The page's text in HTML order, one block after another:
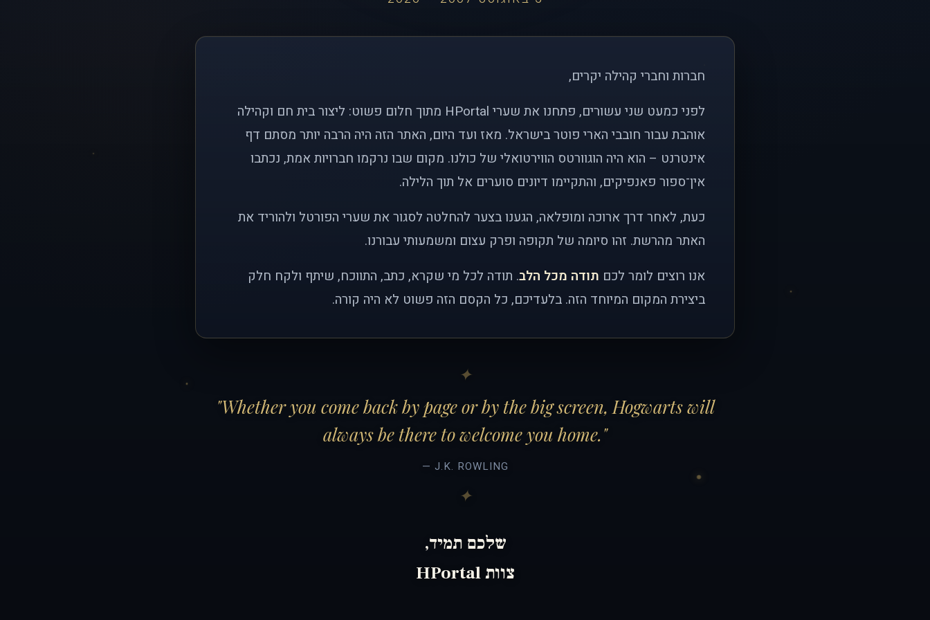
חברות וחברי קהילה יקרים,
לפני כמעט שני עשורים, פתחנו את שערי HPortal מתוך חלום פשוט: ליצור בית חם וקהילה
אוהבת עבור חובבי הארי פוטר בישראל. מאז ועד היום, האתר הזה היה הרבה יותר מסתם דף
אינטרנט – הוא היה הוגוורטס הווירטואלי של כולנו. מקום שבו נרקמו חברויות אמת, נכתבו
אין־ספור פאנפיקים, והתקיימו דיונים סוערים אל תוך הלילה.
כעת, לאחר דרך ארוכה ומופלאה, הגענו בצער להחלטה לסגור את שערי הפורטל ולהוריד את
האתר מהרשת. זהו סיומה של תקופה ופרק עצום ומשמעותי עבורנו.
אנו רוצים לומר לכם תודה מכל הלב. תודה לכל מי שקרא, כתב, התווכח, שיתף ולקח חלק
ביצירת המקום המיוחד הזה. בלעדיכם, כל הקסם הזה פשוט לא היה קורה.
"Whether you come back by page or by the big screen, Hogwarts will
always be there to welcome you home."
— J.K. ROWLING
שלכם תמיד,
צוות HPortal